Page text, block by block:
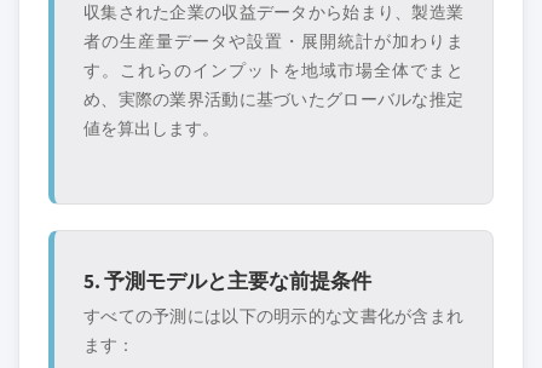
収集された企業の収益データから始まり、製造業
者の生産量データや設置・展開統計が加わりま
す。これらのインプットを地域市場全体でまと
め、実際の業界活動に基づいたグローバルな推定
値を算出します。
5. 予測モデルと主要な前提条件
すべての予測には以下の明示的な文書化が含まれ
ます：